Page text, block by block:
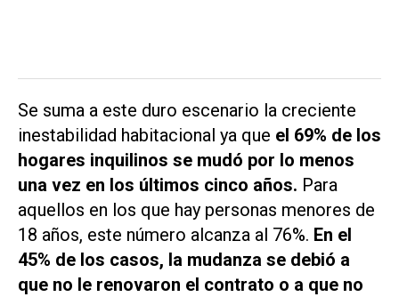
Se suma a este duro escenario la creciente
inestabilidad habitacional ya que el 69% de los
hogares inquilinos se mudó por lo menos
una vez en los últimos cinco años. Para
aquellos en los que hay personas menores de
18 años, este número alcanza al 76%. En el
45% de los casos, la mudanza se debió a
que no le renovaron el contrato o a que no